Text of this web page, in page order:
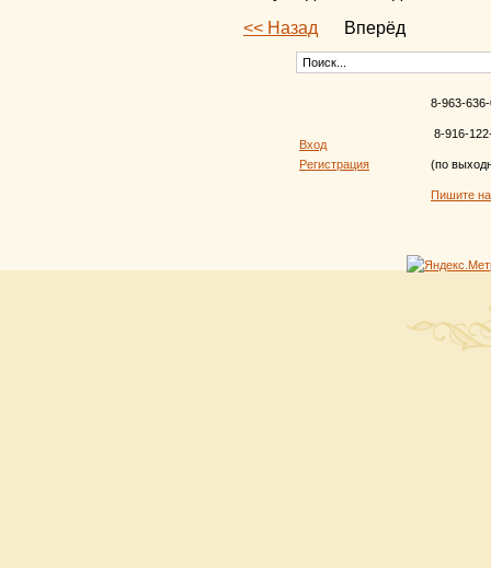
<< Назад
Вперёд
Вход
Регистрация
8-963-
8-916-
(по
Пишите